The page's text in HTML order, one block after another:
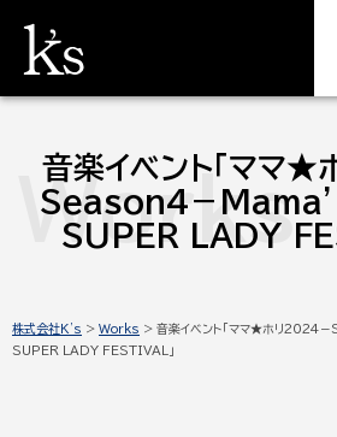
Works
音楽イベント「ママ
Season4－
SUPER LADY
株式会社K's > Works > 音楽イベント「ママ★ホリ
SUPER LADY FESTIVAL」